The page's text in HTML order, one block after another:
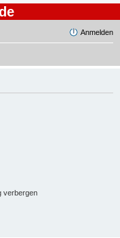
Anmelden
verbergen